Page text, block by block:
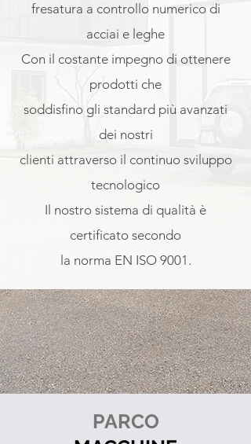
fresatura a controllo numerico di
acciai e leghe
Con il costante impegno di ottenere
prodotti che
soddisfino gli standard più avanzati
dei nostri
clienti attraverso il continuo sviluppo
tecnologico
Il nostro sistema di qualità è
certificato secondo
la norma EN ISO 9001.
PARCO